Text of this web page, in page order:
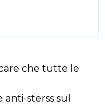
che tutte le
sterss sul